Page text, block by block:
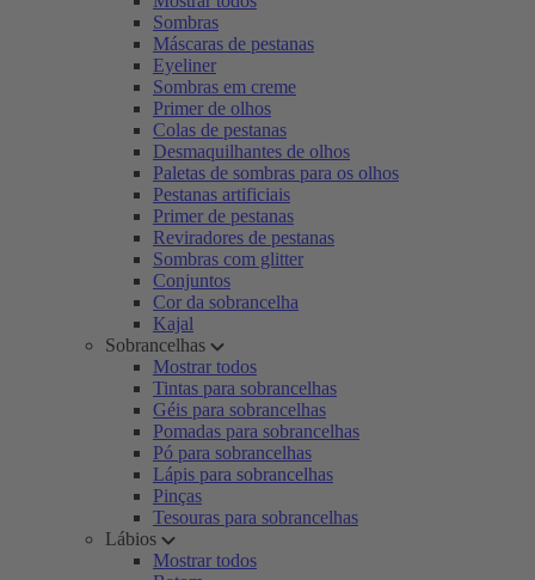
Sombras
Máscaras de pestanas
Eyeliner
Sombras em creme
Primer de olhos
Colas de pestanas
Desmaquilhantes de olhos
Paletas de sombras para os olhos
Pestanas artificiais
Primer de pestanas
Reviradores de pestanas
Sombras com glitter
Conjuntos
Cor da sobrancelha
Kajal
Sobrancelhas
Mostrar todos
Tintas para sobrancelhas
Géis para sobrancelhas
Pomadas para sobrancelhas
Pó para sobrancelhas
Lápis para sobrancelhas
Pinças
Tesouras para sobrancelhas
Lábios
Mostrar todos